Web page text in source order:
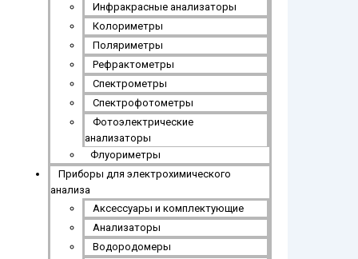
Инфракрасные анализаторы
Колориметры
Поляриметры
Рефрактометры
Спектрометры
Спектрофотометры
Фотоэлектрические
анализаторы
Флуориметры
Приборы для электрохимического
анализа
Аксессуары и комплектующие
Анализаторы
Водородомеры